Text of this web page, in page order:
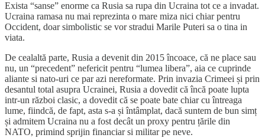
Exista “sanse” enorme ca Rusia sa rupa din Ucraina tot ce a invadat.
Ucraina ramasa nu mai reprezinta o mare miza nici chiar pentru
Occident, doar simbolistic se vor stradui Marile Puteri sa o tina in
viata.
De cealaltă parte, Rusia a devenit din 2015 încoace, că ne place sau
nu, un “precedent” nefericit pentru “lumea libera”, aia ce cuprinde
aliante si nato-uri ce par azi nereformate. Prin invazia Crimeei și prin
desantul total asupra Ucrainei, Rusia a dovedit că încă poate lupta
intr-un război clasic, a dovedit că se poate bate chiar cu întreaga
lume, fiindcă, de fapt, asta s-a și întâmplat, dacă suntem de bun simț
și admitem Ucraina nu a fost decât un proxy pentru țările din
NATO, primind sprijin financiar si militar pe neve.